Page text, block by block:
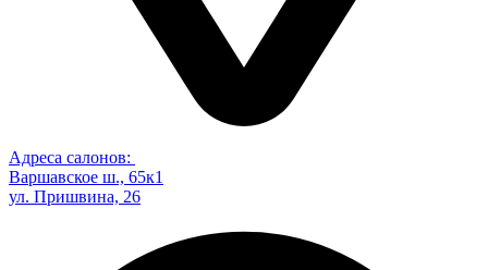
Адреса салонов:
Варшавское ш., 65к1
ул. Пришвина, 26